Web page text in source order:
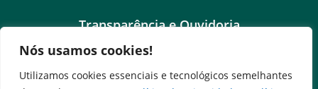
Nós usamos cookies!
Utilizamos cookies essenciais e tecnológicos semelhantes
Transparência e Ouvidoria
LGPD
Goiás Transparência